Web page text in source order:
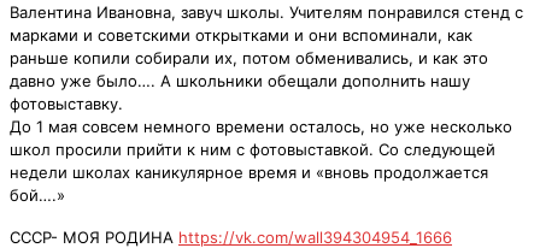
Валентина Ивановна, завуч школы. Учителям понравился стенд с
марками и советскими открытками и они вспоминали, как
раньше копили собирали их, потом обменивались, и как это
давно уже было…. А школьники обещали дополнить нашу
фотовыставку.
До 1 мая совсем немного времени осталось, но уже несколько
школ просили прийти к ним с фотовыставкой. Со следующей
недели школах каникулярное время и «вновь продолжается
бой….»
СССР- МОЯ РОДИНА https://vk.com/wall394304954_1666